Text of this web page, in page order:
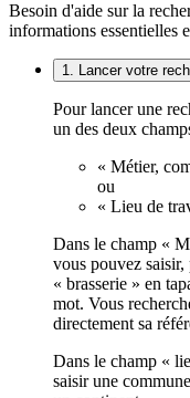
Besoin d'aide sur la
informations essentielles
1. Lancer votre
Pour lancer une
un des deux
« Métier,
ou
« Lieu de
Dans le champ «
vous pouvez
« brasserie » en
mot. Vous
directement sa
Dans le champ «
saisir une